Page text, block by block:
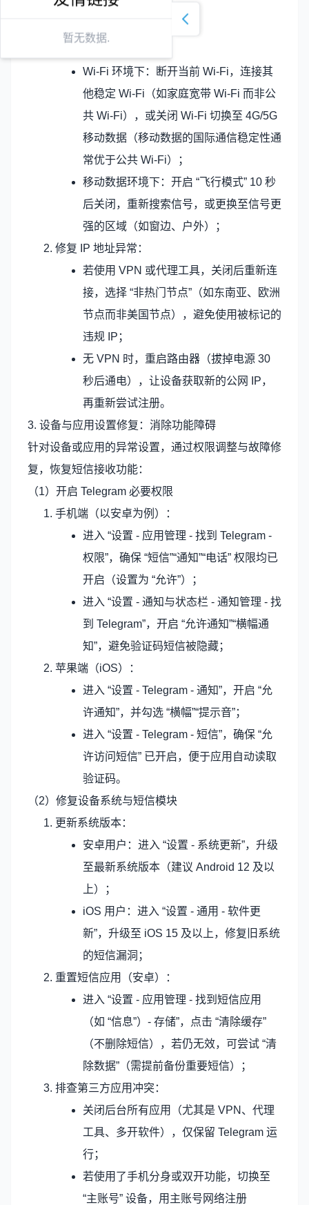
收免费）。
Wi-Fi 环境下：断开当前 Wi-Fi，连接其
他稳定 Wi-Fi（如家庭宽带 Wi-Fi 而非公
共 Wi-Fi），或关闭 Wi-Fi 切换至 4G/5G
移动数据（移动数据的国际通信稳定性通
常优于公共 Wi-Fi）；
移动数据环境下：开启 “飞行模式” 10 秒
后关闭，重新搜索信号，或更换至信号更
强的区域（如窗边、户外）；
修复 IP 地址异常：
若使用 VPN 或代理工具，关闭后重新连
接，选择 “非热门节点”（如东南亚、欧洲
节点而非美国节点），避免使用被标记的
违规 IP；
无 VPN 时，重启路由器（拔掉电源 30
秒后通电），让设备获取新的公网 IP，
再重新尝试注册。
3. 设备与应用设置修复：消除功能障碍
针对设备或应用的异常设置，通过权限调整与故障修
复，恢复短信接收功能：
（1）开启 Telegram 必要权限
手机端（以安卓为例）：
进入 “设置 - 应用管理 - 找到 Telegram -
权限”，确保 “短信”“通知”“电话” 权限均已
开启（设置为 “允许”）；
进入 “设置 - 通知与状态栏 - 通知管理 - 找
到 Telegram”，开启 “允许通知”“横幅通
知”，避免验证码短信被隐藏；
苹果端（iOS）：
进入 “设置 - Telegram - 通知”，开启 “允
许通知”，并勾选 “横幅”“提示音”；
进入 “设置 - Telegram - 短信”，确保 “允
许访问短信” 已开启，便于应用自动读取
验证码。
（2）修复设备系统与短信模块
更新系统版本：
安卓用户：进入 “设置 - 系统更新”，升级
至最新系统版本（建议 Android 12 及以
上）；
iOS 用户：进入 “设置 - 通用 - 软件更
新”，升级至 iOS 15 及以上，修复旧系统
的短信漏洞；
重置短信应用（安卓）：
进入 “设置 - 应用管理 - 找到短信应用
（如 “信息”）- 存储”，点击 “清除缓存”
（不删除短信），若仍无效，可尝试 “清
除数据”（需提前备份重要短信）；
排查第三方应用冲突：
关闭后台所有应用（尤其是 VPN、代理
工具、多开软件），仅保留 Telegram 运
行；
若使用了手机分身或双开功能，切换至
“主账号” 设备，用主账号网络注册
暂无数据.